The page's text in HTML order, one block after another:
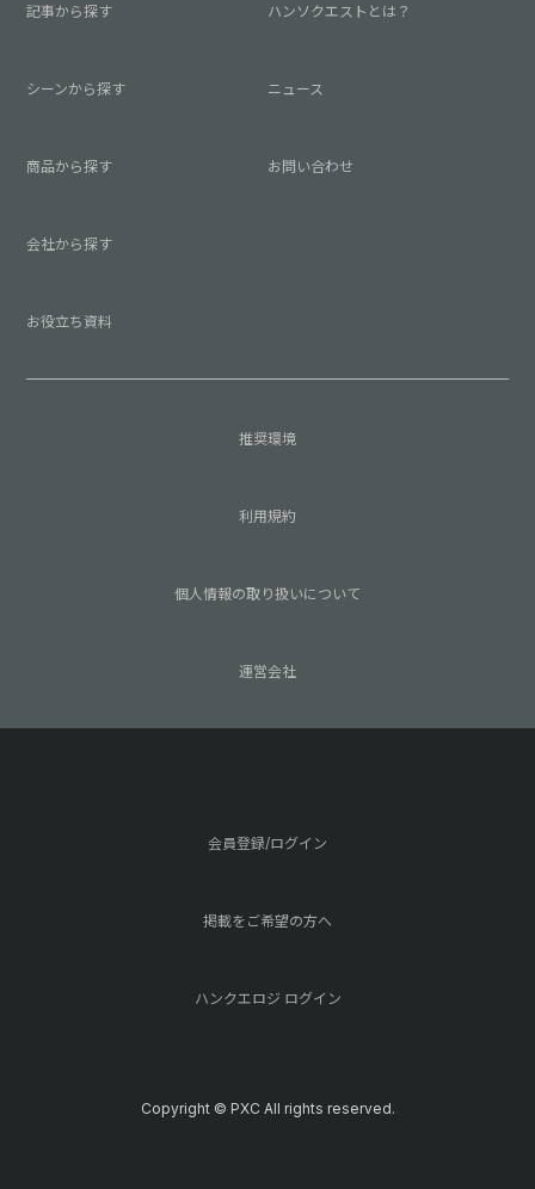
記事から探す
シーンから探す
商品から探す
会社から探す
お役立ち資料
ハンソクエストとは？
ニュース
お問い合わせ
推奨環境
利用規約
個人情報の取り扱いについて
運営会社
会員登録/ログイン
掲載をご希望の方へ
ハンクエロジ ログイン
Copyright © PXC All rights reserved.